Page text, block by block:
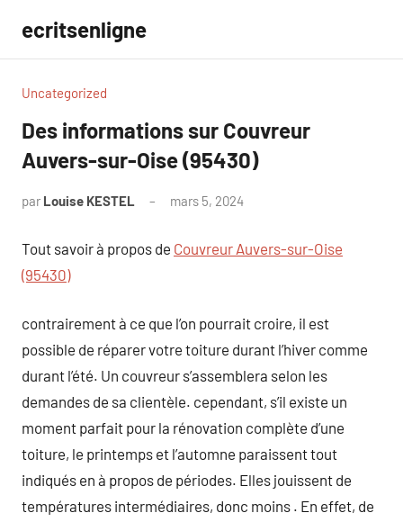
contenu
ecritsenligne
Uncategorized
Des informations sur Couvreur
Auvers-sur-Oise (95430)
par Louise KESTEL mars 5, 2024
Tout savoir à propos de Couvreur Auvers-sur-Oise
(95430)
contrairement à ce que l’on pourrait croire, il est
possible de réparer votre toiture durant l’hiver comme
durant l’été. Un couvreur s’assemblera selon les
demandes de sa clientèle. cependant, s’il existe un
moment parfait pour la rénovation complète d’une
toiture, le printemps et l’automne paraissent tout
indiqués en à propos de périodes. Elles jouissent de
températures intermédiaires, donc moins . En effet, de